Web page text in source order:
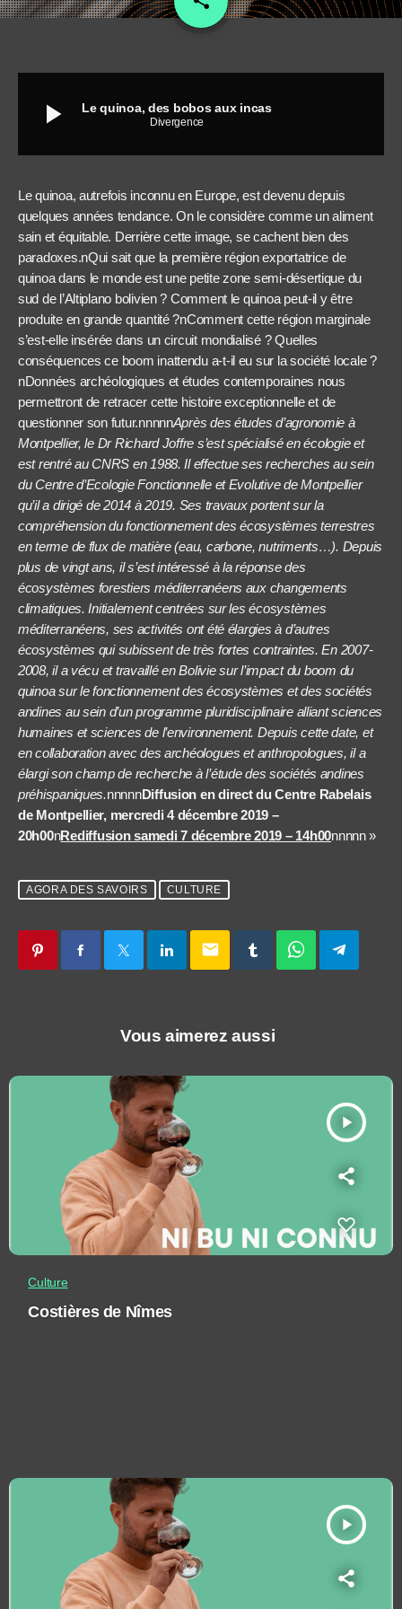
play_arrow Le quinoa, des bobos aux incas
Divergence
Le quinoa, autrefois inconnu en Europe, est devenu depuis
quelques années tendance. On le considère comme un aliment
sain et équitable. Derrière cette image, se cachent bien des
paradoxes.nQui sait que la première région exportatrice de
quinoa dans le monde est une petite zone semi-désertique du
sud de l’Altiplano bolivien ? Comment le quinoa peut-il y être
produite en grande quantité ?nComment cette région marginale
s’est-elle insérée dans un circuit mondialisé ? Quelles
conséquences ce boom inattendu a-t-il eu sur la société locale ?
nDonnées archéologiques et études contemporaines nous
permettront de retracer cette histoire exceptionnelle et de
questionner son futur.nnnnnAprès des études d’agronomie à
Montpellier, le Dr Richard Joffre s’est spécialisé en écologie et
est rentré au CNRS en 1988. Il effectue ses recherches au sein
du Centre d’Ecologie Fonctionnelle et Evolutive de Montpellier
qu’il a dirigé de 2014 à 2019. Ses travaux portent sur la
compréhension du fonctionnement des écosystèmes terrestres
en terme de flux de matière (eau, carbone, nutriments…). Depuis
plus de vingt ans, il s’est intéressé à la réponse des
écosystèmes forestiers méditerranéens aux changements
climatiques. Initialement centrées sur les écosystèmes
méditerranéens, ses activités ont été élargies à d’autres
écosystèmes qui subissent de très fortes contraintes. En 2007-
2008, il a vécu et travaillé en Bolivie sur l’impact du boom du
quinoa sur le fonctionnement des écosystèmes et des sociétés
andines au sein d’un programme pluridisciplinaire alliant sciences
humaines et sciences de l’environnement. Depuis cette date, et
en collaboration avec des archéologues et anthropologues, il a
élargi son champ de recherche à l’étude des sociétés andines
préhispaniques.nnnnnDiffusion en direct du Centre Rabelais
de Montpellier, mercredi 4 décembre 2019 –
20h00nRediffusion samedi 7 décembre 2019 – 14h00nnnnn »
AGORA DES SAVOIRS CULTURE
email
Vous aimerez aussi
play_arrow
Culture
Costières de Nîmes
play_arrow